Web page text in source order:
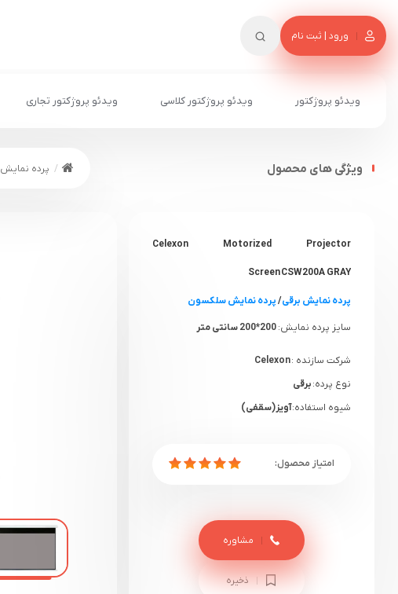
ورود | ثبت نام
ویدئو پروژکتور ویدئو پروژکتور کلاسی ویدئو پروژکتور تجاری
پرده نمایش ویژگی های محصول
Celexon Motorized Projector
Screen CSW200A GRAY
پرده نمایش برقی/پرده نمایش سلکسون
سایز پرده نمایش: 200*200 سانتی متر
شرکت سازنده :
نوع پرده:برقی
شیوه استفاده:آویز(سقفی)
ذخیره
مشاوره